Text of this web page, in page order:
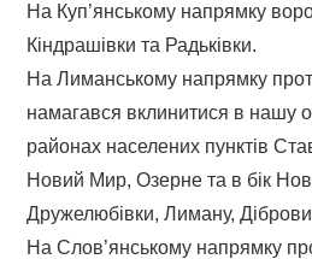
На Куп’янському напрямку
Кіндрашівки та Радьківки.
На Лиманському напрямку
намагався вклинитися в нашу
районах населених пунктів
Новий Мир, Озерне та в бік
Дружелюбівки, Лиману,
На Слов’янському напрямку